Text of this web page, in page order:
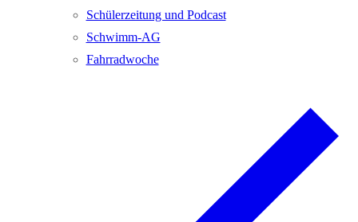
Schülerzeitung und Podcast
Schwimm-AG
Fahrradwoche